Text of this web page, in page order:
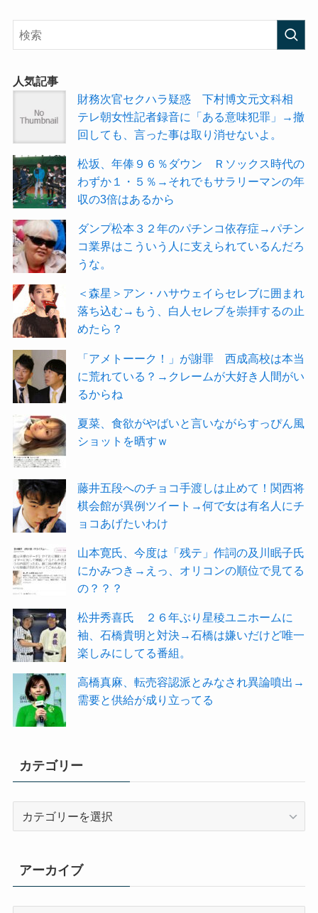
人気記事
財務次官セクハラ疑惑 下村博文元文科相
テレ朝女性記者録音に「ある意味犯罪」→撤
回しても、言った事は取り消せないよ。
松坂、年俸９６％ダウン Ｒソックス時代の
わずか１・５％→それでもサラリーマンの年
収の3倍はあるから
ダンプ松本３２年のパチンコ依存症→パチン
コ業界はこういう人に支えられているんだろ
うな。
＜森星＞アン・ハサウェイらセレブに囲まれ
落ち込む→もう、白人セレブを崇拝するの止
めたら？
「アメトーーク！」が謝罪 西成高校は本当
に荒れている？→クレームが大好き人間がい
るからね
夏菜、食欲がやばいと言いながらすっぴん風
ショットを晒すｗ
藤井五段へのチョコ手渡しは止めて！関西将
棋会館が異例ツイート→何で女は有名人にチ
ョコあげたいわけ
山本寛氏、今度は「残テ」作詞の及川眠子氏
にかみつき→えっ、オリコンの順位で見てる
の？？？
松井秀喜氏 ２６年ぶり星稜ユニホームに
袖、石橋貴明と対決→石橋は嫌いだけど唯一
楽しみにしてる番組。
高橋真麻、転売容認派とみなされ異論噴出→
需要と供給が成り立ってる
カテゴリー
リ
ー
アーカイブ